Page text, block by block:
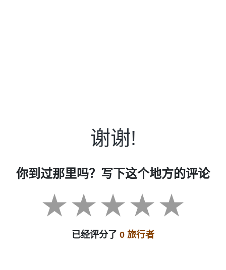
谢谢!
你到过那里吗？写下这个地方的评论
已经评分了 0 旅行者